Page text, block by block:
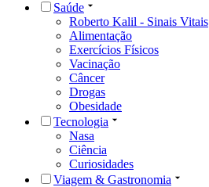
Saúde
Roberto Kalil - Sinais Vitais
Alimentação
Exercícios Físicos
Vacinação
Câncer
Drogas
Obesidade
Tecnologia
Nasa
Ciência
Curiosidades
Viagem & Gastronomia